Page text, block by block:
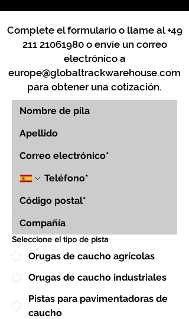
Complete el formulario o llame al+49
211 21061980o envíe un correo
electrónico a
europe@globaltrackwarehouse.com
para obtener una cotización.
Seleccione el tipo de pista
Orugas de caucho agrícolas
Orugas de caucho industriales
Pistas para pavimentadoras de
caucho